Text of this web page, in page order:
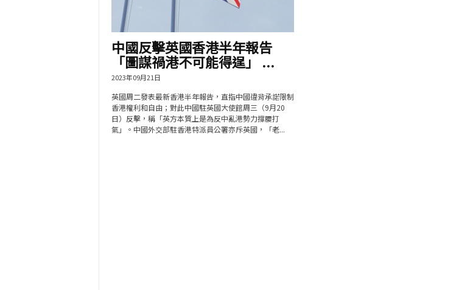
中國反擊英國香港半年報告
「圖謀禍港不可能得逞」 ...
2023年09月21日
英國周二發表最新香港半年報告，直指中國違背承諾限制
香港權利和自由；對此中國駐英國大使館周三（9月20
日）反擊，稱「英方本質上是為反中亂港勢力撐腰打
氣」。中國外交部駐香港特派員公署亦斥英國，「老...